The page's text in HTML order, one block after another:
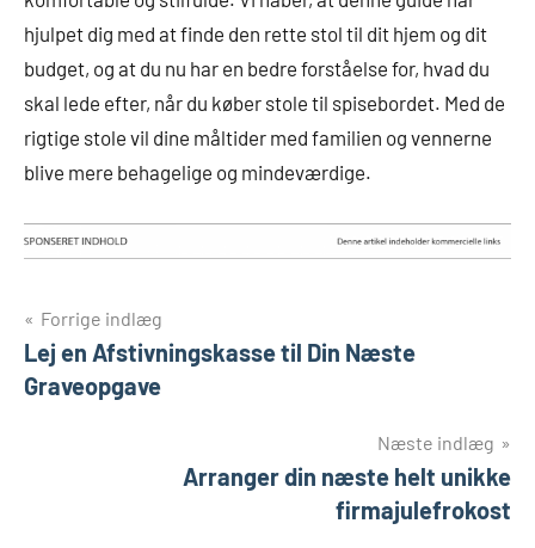
hjulpet dig med at finde den rette stol til dit hjem og dit
budget, og at du nu har en bedre forståelse for, hvad du
skal lede efter, når du køber stole til spisebordet. Med de
rigtige stole vil dine måltider med familien og vennerne
blive mere behagelige og mindeværdige.
Indlægsnavigation
Forrige indlæg
Lej en Afstivningskasse til Din Næste
Graveopgave
Næste indlæg
Arranger din næste helt unikke
firmajulefrokost